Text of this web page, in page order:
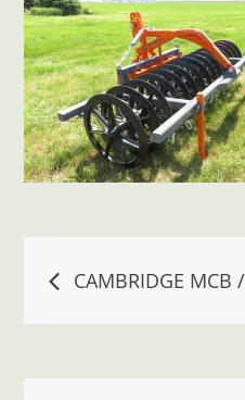
Navigace
CAMBRIDGE MCB